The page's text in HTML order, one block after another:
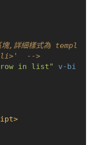
,詳細樣式為 templ
li>'  -->
in list"
v-bi
>